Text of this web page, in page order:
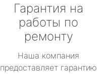
Гарантия на
работы по
ремонту
Наша компания
предоставляет гарантию